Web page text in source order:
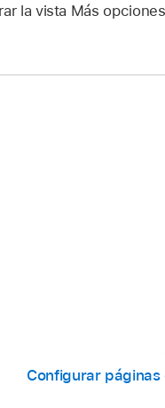
la vista Más
Configurar páginas